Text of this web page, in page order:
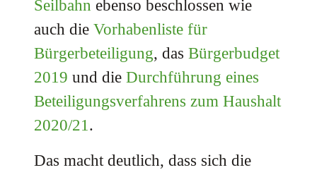
Seilbahn ebenso beschlossen wie
auch die Vorhabenliste für
Bürgerbeteiligung, das Bürgerbudget
2019 und die Durchführung eines
Beteiligungsverfahrens zum Haushalt
2020/21 .
Das macht deutlich, dass sich die